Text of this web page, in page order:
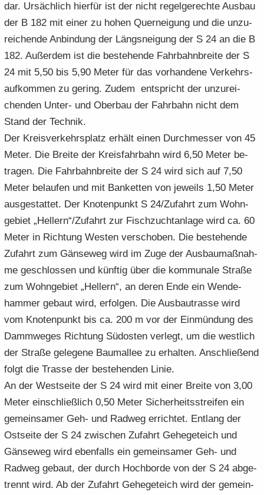
n
n
dar. Ur­säch­lich hier­für ist der nicht re­gel­ge­rech­te Aus­bau
der B 182 mit einer zu hohen Quer­nei­gung und die un­zu­
rei­chen­de An­bin­dung der Längs­nei­gung der S 24 an die B
182. Au­ßer­dem ist die be­stehen­de Fahr­bahn­brei­te der S
24 mit 5,50 bis 5,90 Meter für das vor­han­de­ne Ver­kehrs­
auf­kom­men zu ge­ring. Zudem ent­spricht der un­zu­rei­
chen­den Unter-​ und Ober­bau der Fahr­bahn nicht dem
Stand der Tech­nik.
Der Kreis­ver­kehrs­platz er­hält einen Durch­mes­ser von 45
Meter. Die Brei­te der Kreis­fahr­bahn wird 6,50 Meter be­
tra­gen. Die Fahr­bahn­brei­te der S 24 wird sich auf 7,50
Meter be­lau­fen und mit Ban­ket­ten von je­weils 1,50 Meter
aus­ge­stat­tet. Der Kno­ten­punkt S 24/Zu­fahrt zum Wohn­
ge­biet „Hel­lern“/Zu­fahrt zur Fisch­zucht­an­la­ge wird ca. 60
Meter in Rich­tung Wes­ten ver­scho­ben. Die be­stehen­de
Zu­fahrt zum Gän­se­weg wird im Zuge der Aus­bau­maß­nah­
me ge­schlos­sen und künf­tig über die kom­mu­na­le Stra­ße
zum Wohn­ge­biet „Hel­lern“, an deren Ende ein Wen­de­
ham­mer ge­baut wird, er­fol­gen. Die Aus­bau­tras­se wird
vom Kno­ten­punkt bis ca. 200 m vor der Ein­mün­dung des
Damm­we­ges Rich­tung Süd­os­ten ver­legt, um die west­lich
der Stra­ße ge­le­ge­ne Baum­al­lee zu er­hal­ten. An­schlie­ßend
folgt die Tras­se der be­stehen­den Linie.
An der West­sei­te der S 24 wird mit einer Brei­te von 3,00
Meter ein­schließ­lich 0,50 Meter Si­cher­heits­strei­fen ein
ge­mein­sa­mer Geh- und Rad­weg er­rich­tet. Ent­lang der
Ost­sei­te der S 24 zwi­schen Zu­fahrt Ge­he­ge­teich und
Gän­se­weg wird eben­falls ein ge­mein­sa­mer Geh- und
Rad­weg ge­baut, der durch Hoch­bor­de von der S 24 ab­ge­
trennt wird. Ab der Zu­fahrt Ge­he­ge­teich wird der ge­mein­